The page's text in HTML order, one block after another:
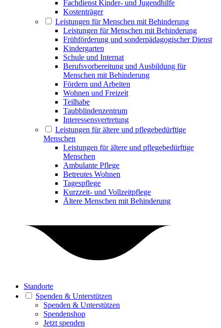
Fachdienst Kinder- und Jugendhilfe
Kostenträger
Leistungen für Menschen mit Behinderung
Leistungen für Menschen mit Behinderung
Frühförderung und sonderpädagogischer Dienst
Kindergarten
Schule und Internat
Berufsvorbereitung und Ausbildung für
Menschen mit Behinderung
Fördern und Arbeiten
Wohnen und Freizeit
Teilhabe
Taubblindenzentrum
Interessensvertretung
Leistungen für ältere und pflegebedürftige
Menschen
Leistungen für ältere und pflegebedürftige
Menschen
Ambulante Pflege
Betreutes Wohnen
Tagespflege
Kurzzeit- und Vollzeitpflege
Ältere Menschen mit Behinderung
Standorte
Spenden & Unterstützen
Spenden & Unterstützen
Spendenshop
Jetzt spenden